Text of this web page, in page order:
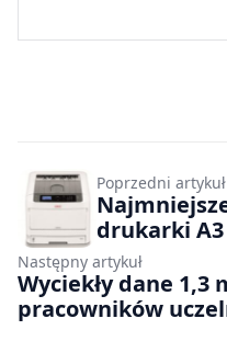
Poprzedni artykuł
drukarki A3
Następny artykuł
Wyciekły dane
pracowników